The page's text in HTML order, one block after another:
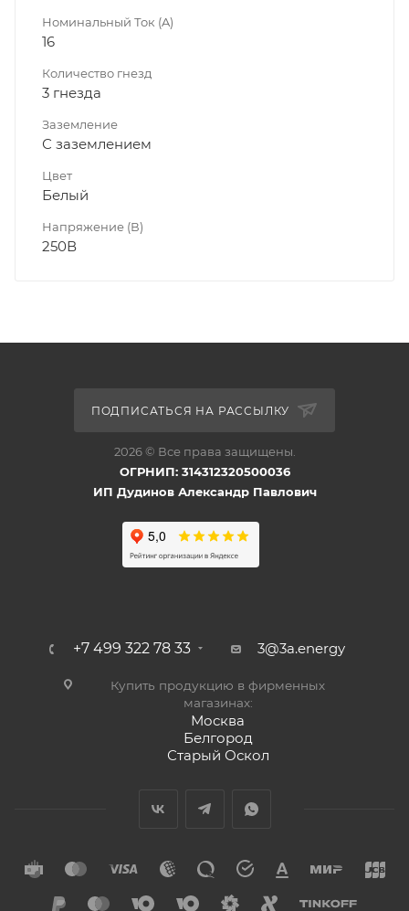
Номинальный Ток (A)
16
Количество гнезд
3 гнезда
Заземление
С заземлением
Цвет
Белый
Напряжение (В)
250В
ПОДПИСАТЬСЯ НА РАССЫЛКУ
2026 © Все права защищены.
ОГРНИП: 314312320500036
ИП Дудинов Александр Павлович
+7 499 322 78 33 3@3a.energy
Купить продукцию в фирменных
магазинах:
Москва
Белгород
Старый Оскол